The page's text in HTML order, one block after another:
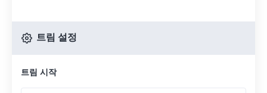
트림 설정
트림 시작